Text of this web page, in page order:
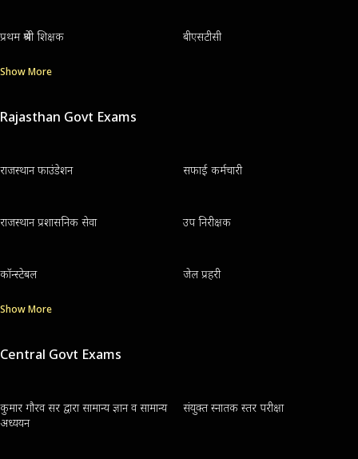
प्रथम श्रेणी शिक्षक बीएसटीसी
Show More
Rajasthan Govt Exams
राजस्थान फाउंडेशन सफाई कर्मचारी
राजस्थान प्रशासनिक सेवा उप निरीक्षक
कॉन्स्टेबल जेल प्रहरी
Show More
Central Govt Exams
कुमार गौरव सर द्वारा सामान्य ज्ञान व सामान्य
अध्ययन
संयुक्त स्नातक स्तर परीक्षा